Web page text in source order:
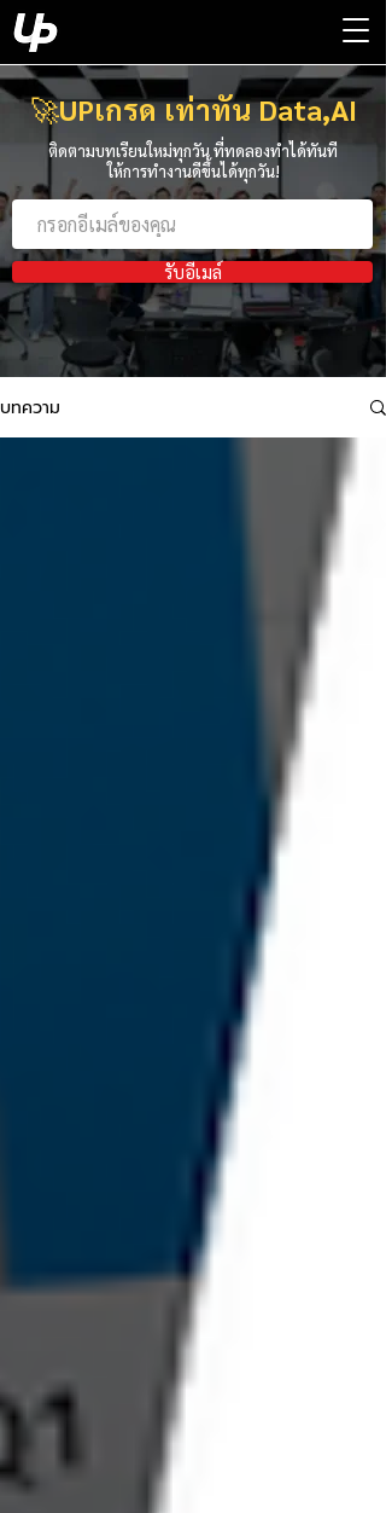
🚀UPเกรด เท่าทัน Data,AI
ติดตามบทเรียนใหม่ทุกวัน ที่ทดลองทำได้ทันที
ให้การทำงานดีขึ้นได้ทุกวัน!
รับอีเมล์
บทความ